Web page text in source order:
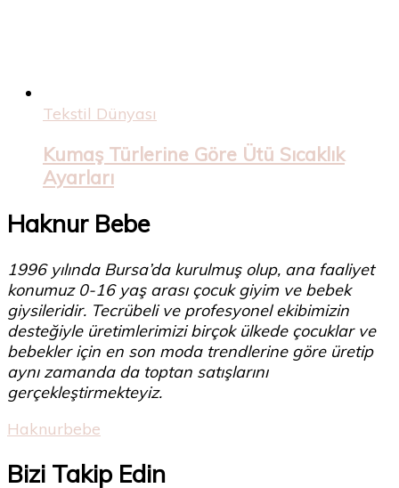
Tekstil Dünyası
Kumaş Türlerine Göre Ütü Sıcaklık
Ayarları
Haknur Bebe
1996 yılında Bursa’da kurulmuş olup, ana faaliyet
konumuz 0-16 yaş arası çocuk giyim ve bebek
giysileridir. Tecrübeli ve profesyonel ekibimizin
desteğiyle üretimlerimizi birçok ülkede çocuklar ve
bebekler için en son moda trendlerine göre üretip
aynı zamanda da toptan satışlarını
gerçekleştirmekteyiz.
Haknurbebe
Bizi Takip Edin